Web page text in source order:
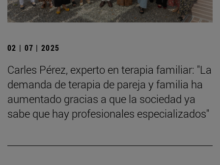
02 | 07 | 2025
Carles Pérez, experto en terapia familiar: "La
demanda de terapia de pareja y familia ha
aumentado gracias a que la sociedad ya
sabe que hay profesionales especializados"